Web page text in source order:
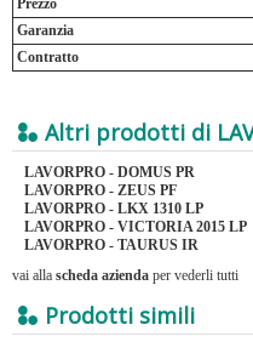
Prezzo
Garanzia
Contratto
Altri prodotti di
LAVORPRO - DOMUS PR
LAVORPRO - ZEUS PF
LAVORPRO - LKX 1310 LP
LAVORPRO - VICTORIA 2015 LP
LAVORPRO - TAURUS IR
vai alla scheda azienda per vederli tutti
Prodotti simili